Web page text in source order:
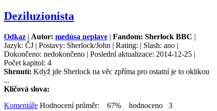
Deziluzionista
Odkaz | Autor: medúsa neplave | Fandom: Sherlock BBC |
Jazyk: ČJ | Postavy: Sherlock/John | Rating: | Slash: ano |
Dokončeno: nedokončeno | Poslední aktualizace: 2014-12-25 |
Počet kapitol: 4
Shrnutí: Když jde Sherlock na věc zpříma pro ostatní je to oklikou
...
Klíčová slova:
Komentáře Hodnocení průměr: 67% hodnoceno 3